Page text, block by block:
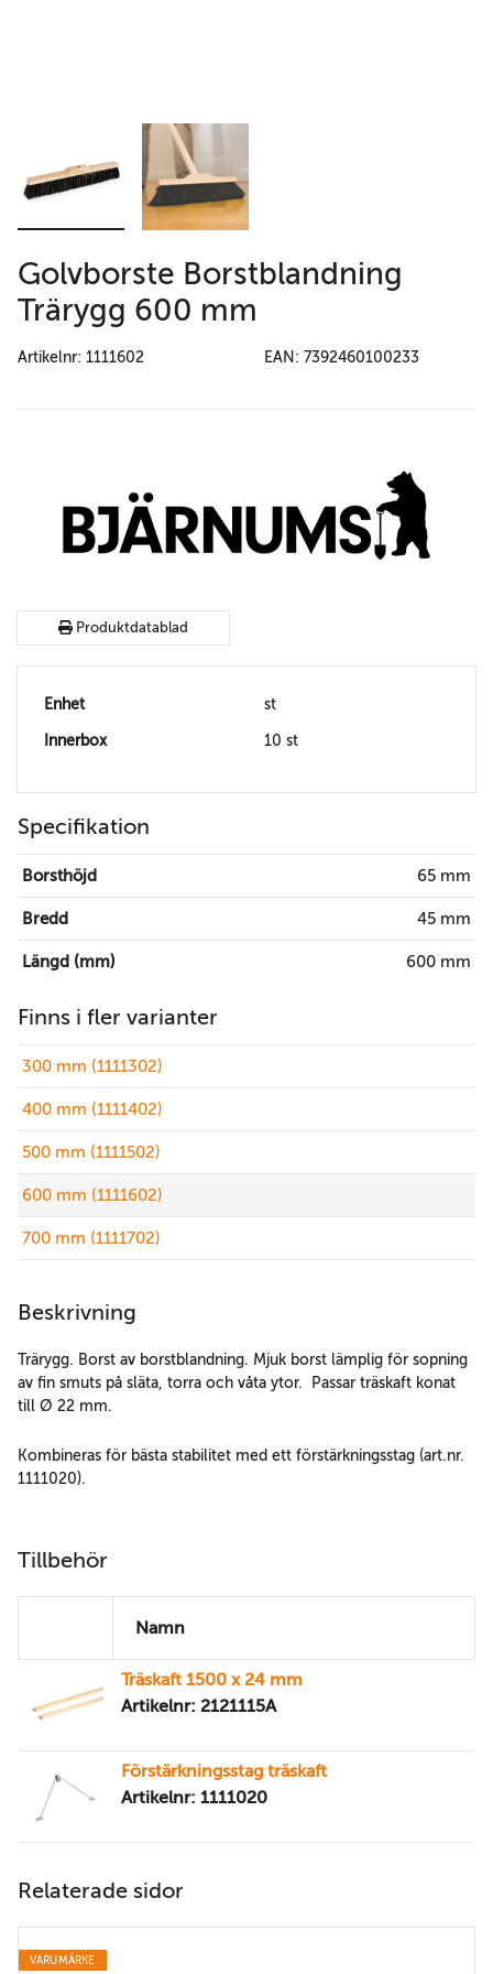
Golvborste Borstblandning
Trärygg 600 mm
Artikelnr: 1111602 EAN: 7392460100233
Produktdatablad
Enhet st
Innerbox 10 st
Specifikation
Borsthöjd 65 mm
Bredd 45 mm
Längd (mm) 600 mm
Finns i fler varianter
300 mm (1111302)
400 mm (1111402)
500 mm (1111502)
600 mm (1111602)
700 mm (1111702)
Beskrivning
Trärygg. Borst av borstblandning. Mjuk borst lämplig för sopning
av fin smuts på släta, torra och våta ytor. Passar träskaft konat
till Ø 22 mm.
Kombineras för bästa stabilitet med ett förstärkningsstag (art.nr.
1111020).
Tillbehör
Namn
Träskaft 1500 x 24 mm
Artikelnr: 2121115A
Förstärkningsstag träskaft
Artikelnr: 1111020
Relaterade sidor
VARUMÄRKE